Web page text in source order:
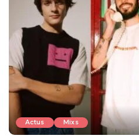
Actus Mixs